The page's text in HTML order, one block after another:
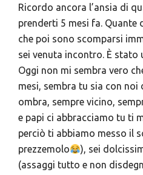
Ricordo ancora l’ansia di
prenderti 5 mesi fa. Quante
che poi sono scomparsi
sei venuta incontro. È stato
Oggi non mi sembra vero
mesi, sembra tu sia con noi
ombra, sempre vicino,
e papi ci abbracciamo tu ti
perciò ti abbiamo messo il
prezzemolo
), sei
(assaggi tutto e non